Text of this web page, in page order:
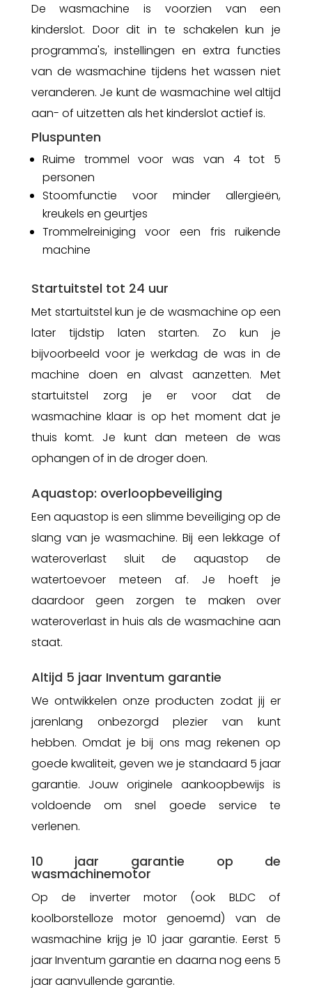
De wasmachine is voorzien van een
kinderslot. Door dit in te schakelen kun je
programma's, instellingen en extra functies
van de wasmachine tijdens het wassen niet
veranderen. Je kunt de wasmachine wel altijd
aan- of uitzetten als het kinderslot actief is.
Pluspunten
Ruime trommel voor was van 4 tot 5
personen
Stoomfunctie voor minder allergieën,
kreukels en geurtjes
Trommelreiniging voor een fris ruikende
machine
Startuitstel tot 24 uur
Met startuitstel kun je de wasmachine op een
later tijdstip laten starten. Zo kun je
bijvoorbeeld voor je werkdag de was in de
machine doen en alvast aanzetten. Met
startuitstel zorg je er voor dat de
wasmachine klaar is op het moment dat je
thuis komt. Je kunt dan meteen de was
ophangen of in de droger doen.
Aquastop: overloopbeveiliging
Een aquastop is een slimme beveiliging op de
slang van je wasmachine. Bij een lekkage of
wateroverlast sluit de aquastop de
watertoevoer meteen af. Je hoeft je
daardoor geen zorgen te maken over
wateroverlast in huis als de wasmachine aan
staat.
Altijd 5 jaar Inventum garantie
We ontwikkelen onze producten zodat jij er
jarenlang onbezorgd plezier van kunt
hebben. Omdat je bij ons mag rekenen op
goede kwaliteit, geven we je standaard 5 jaar
garantie. Jouw originele aankoopbewijs is
voldoende om snel goede service te
verlenen.
10 jaar garantie op de
wasmachinemotor
Op de inverter motor (ook BLDC of
koolborstelloze motor genoemd) van de
wasmachine krijg je 10 jaar garantie. Eerst 5
jaar Inventum garantie en daarna nog eens 5
jaar aanvullende garantie.